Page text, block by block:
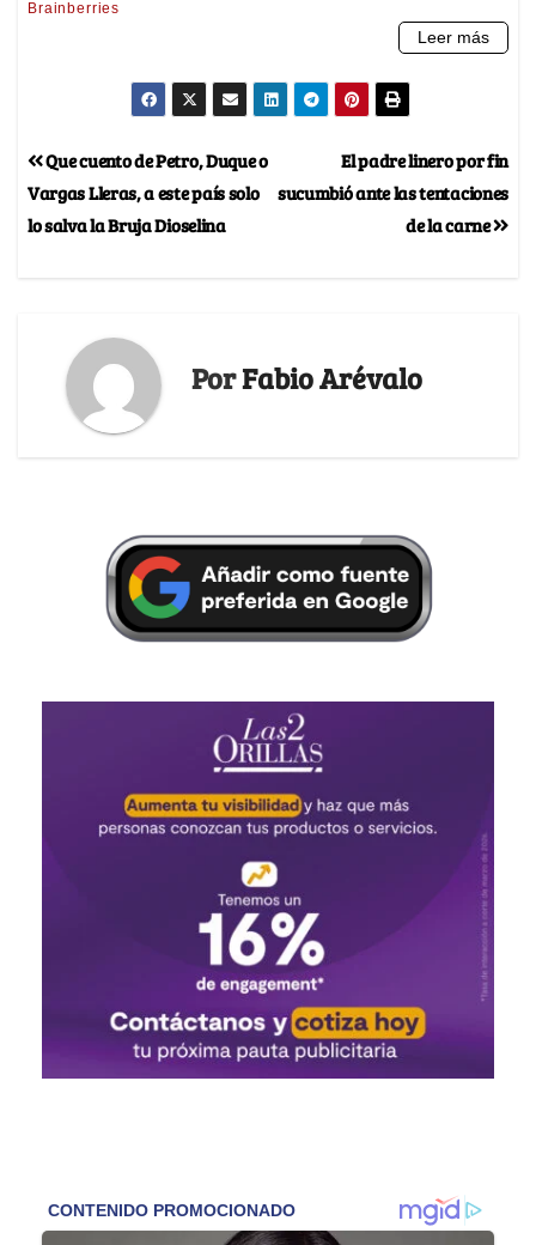
El padre linero por fin
sucumbió ante las tentaciones
de la carne
Que cuento de Petro, Duque o
Vargas Lleras, a este país solo
lo salva la Bruja Dioselina
PorFabio Arévalo